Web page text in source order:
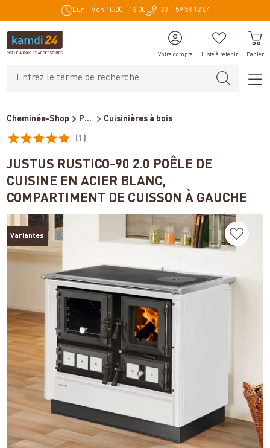
principal Lun - Ven 10:00 - 16:00 +33 1 59 58 12 04
Votre compte Liste à retenir Panier
Cheminée-Shop Poêles et cheminées Cuisinières à bois
(1)
JUSTUS RUSTICO-90 2.0 POÊLE DE
CUISINE EN ACIER BLANC,
COMPARTIMENT DE CUISSON À GAUCHE
Variantes